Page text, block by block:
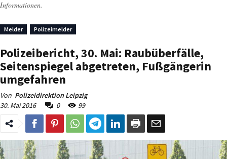
Informationen.
Melder Polizeimelder
Polizeibericht, 30. Mai: Raubüberfälle,
Seitenspiegel abgetreten, Fußgängerin
umgefahren
Von Polizeidirektion Leipzig
30. Mai 2016
0 99